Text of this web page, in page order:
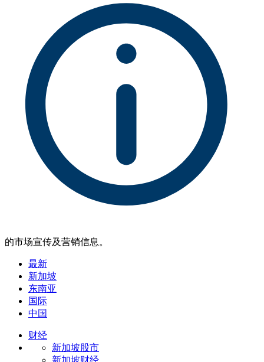
的市场宣传及营销信息。
最新
新加坡
东南亚
国际
中国
财经
新加坡股市
新加坡财经